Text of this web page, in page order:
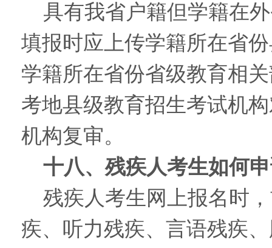
具有我省户籍但学籍在
填报时应上传学籍所在省
学籍所在省份省级教育相
考地县级教育招生考试机
机构复审。
十八、残疾人考生如何
残疾人考生网上报名时
疾、听力残疾、言语残疾